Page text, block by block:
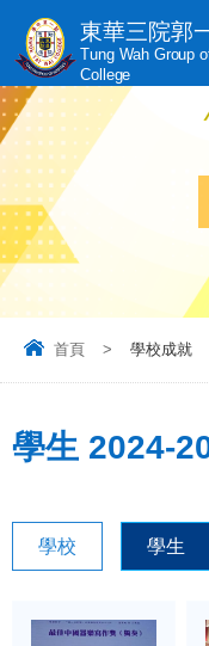
東華三院郭
Tung Wah Group
College
首頁 > 學校成就
學生 2024-
學校
學生